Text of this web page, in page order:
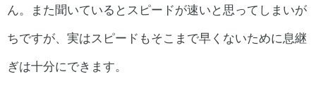
ん。また聞いているとスピードが速いと思ってしまいが
ちですが、実はスピードもそこまで早くないために息継
ぎは十分にできます。